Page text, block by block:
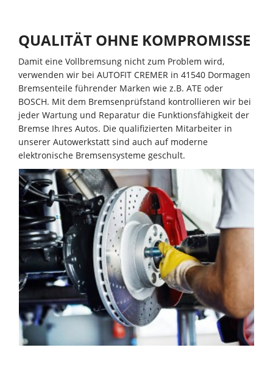
QUALITÄT OHNE KOMPROMISSE
Damit eine Vollbremsung nicht zum Problem wird,
verwenden wir bei AUTOFIT CREMER in 41540 Dormagen
Bremsenteile führender Marken wie z.B. ATE oder
BOSCH. Mit dem Bremsenprüfstand kontrollieren wir bei
jeder Wartung und Reparatur die Funktionsfähigkeit der
Bremse Ihres Autos. Die qualifizierten Mitarbeiter in
unserer Autowerkstatt sind auch auf moderne
elektronische Bremsensysteme geschult.